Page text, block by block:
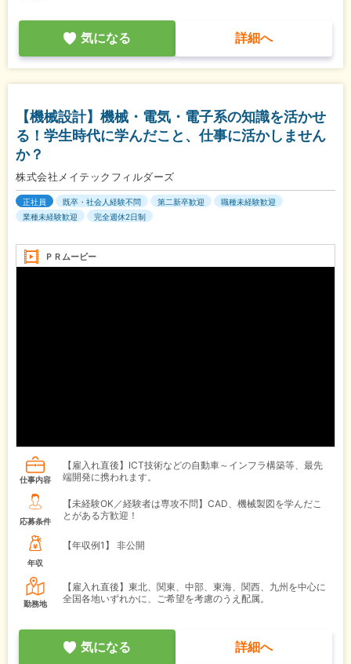
気になる 詳細へ
【機械設計】機械・電気・電子系の知識を活かせ
る！学生時代に学んだこと、仕事に活かしません
か？
株式会社メイテックフィルダーズ
正社員 既卒・社会人経験不問 第二新卒歓迎
職種未経験歓迎
業種未経験歓迎
完全週休2日制
ＰＲムービー
仕事内容
【雇入れ直後】ICT技術などの自動車～インフラ構築等、最先
端開発に携われます。
応募条件
【未経験OK／経験者は専攻不問】CAD、機械製図を学んだこ
とがある方歓迎！
年収
【年収例1】 非公開
勤務地
【雇入れ直後】東北、関東、中部、東海、関西、九州を中心に
全国各地いずれかに、ご希望を考慮のうえ配属。
気になる 詳細へ